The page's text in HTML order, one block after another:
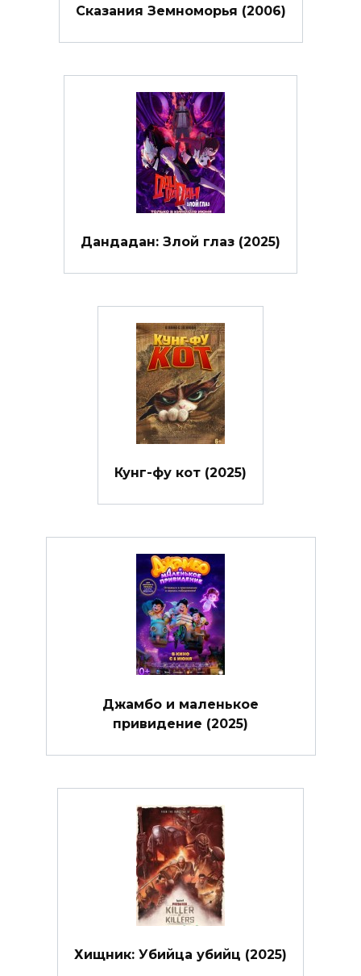
Сказания Земноморья (2006)
Дандадан: Злой глаз (2025)
Кунг-фу кот (2025)
Джамбо и маленькое
привидение (2025)
Хищник: Убийца убийц (2025)